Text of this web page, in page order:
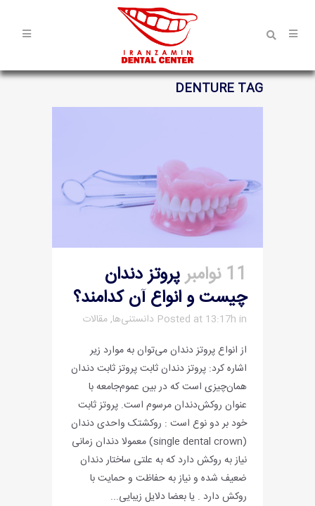
DENTURE TAG
11 نوامبر
پروتز دندان
چیست و انواع آن کدامند؟
Posted at 13:17h in دانستنی‌ها,مقالات
از انواع پروتز دندان می‌توان به موارد زیر
اشاره کرد: پروتز دندان ثابت پروتز ثابت دندان
همان‌چیزی است که در بین عموم‌جامعه با
عنوان روکش‌دندان مرسوم است. پروتز ثابت
خود بر دو نوع است : روکشتک واحدی دندان
(single dental crown) معمولا دندان زمانی
نیاز به روکش دارد که به علتی ساختار دندان
ضعیف شده و نیاز به حفاظت و حمایت با
روکش دارد . یا بعضا دلایل زیبایی...